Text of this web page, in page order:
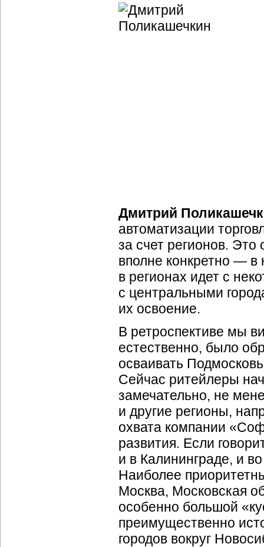
Дмитрий
автоматизации
за счет регионов.
вполне конкретно — в
в регионах идет с
с центральными
их освоение.
В ретроспективе мы
естественно, было
осваивать
Сейчас ритейлеры
замечательно, не
и другие регионы,
охвата компании
развития. Если
и в Калининграде, и
Наиболее
Москва, Московская
особенно большой
преимущественно
городов вокруг